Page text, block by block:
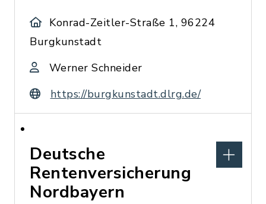
Konrad-Zeitler-Straße 1, 96224
Burgkunstadt
Werner Schneider
https://burgkunstadt.dlrg.de/
Deutsche
Rentenversicherung
Nordbayern